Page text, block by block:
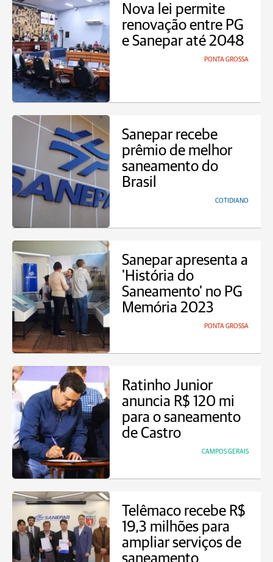
Nova lei permite
renovação entre PG
e Sanepar até 2048
PONTA GROSSA
Sanepar recebe
prêmio de melhor
saneamento do
Brasil
COTIDIANO
Sanepar apresenta a
'História do
Saneamento' no PG
Memória 2023
PONTA GROSSA
Ratinho Junior
anuncia R$ 120 mi
para o saneamento
de Castro
CAMPOS GERAIS
Telêmaco recebe R$
19,3 milhões para
ampliar serviços de
saneamento